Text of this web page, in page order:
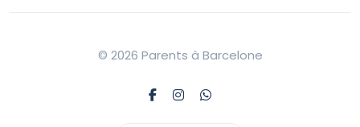
© 2026 Parents à Barcelone